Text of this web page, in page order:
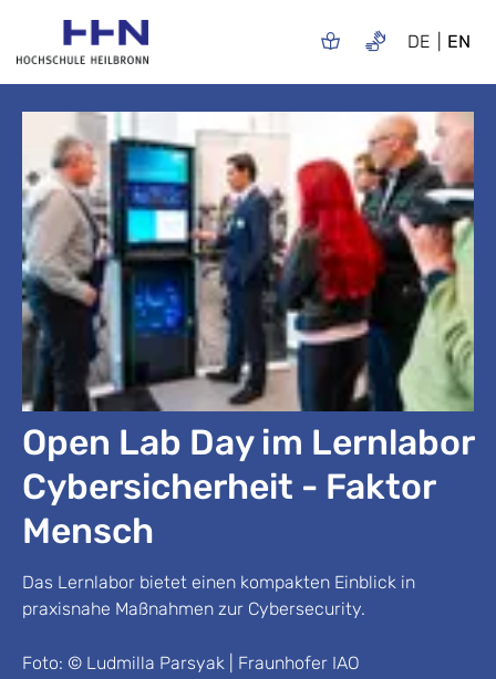
DE EN
Open Lab Day im Lernlabor
Cybersicherheit - Faktor
Mensch
Das Lernlabor bietet einen kompakten Einblick in
praxisnahe Maßnahmen zur Cybersecurity.
Foto: © Ludmilla Parsyak | Fraunhofer IAO